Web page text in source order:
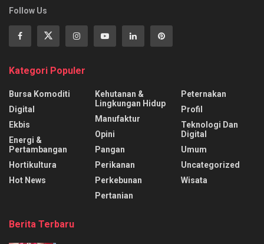
Follow Us
Kategori Populer
Bursa Komoditi
Digital
Ekbis
Energi &
Pertambangan
Hortikultura
Hot News
Kehutanan &
Lingkungan Hidup
Manufaktur
Opini
Pangan
Perikanan
Perkebunan
Pertanian
Peternakan
Profil
Teknologi Dan
Digital
Umum
Uncategorized
Wisata
Berita Terbaru